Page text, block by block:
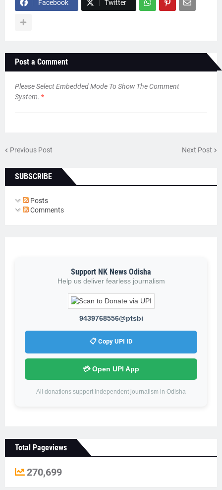
Facebook Twitter
Post a Comment
Please Select Embedded Mode To Show The Comment
System. *
Previous Post Next Post
SUBSCRIBE
Posts
Comments
Support NK News Odisha
Help us deliver fearless journalism
9439768556@ptsbi
📋 Copy UPI ID
💳 Open UPI App
All donations support independent journalism in Odisha
Total Pageviews
270,699